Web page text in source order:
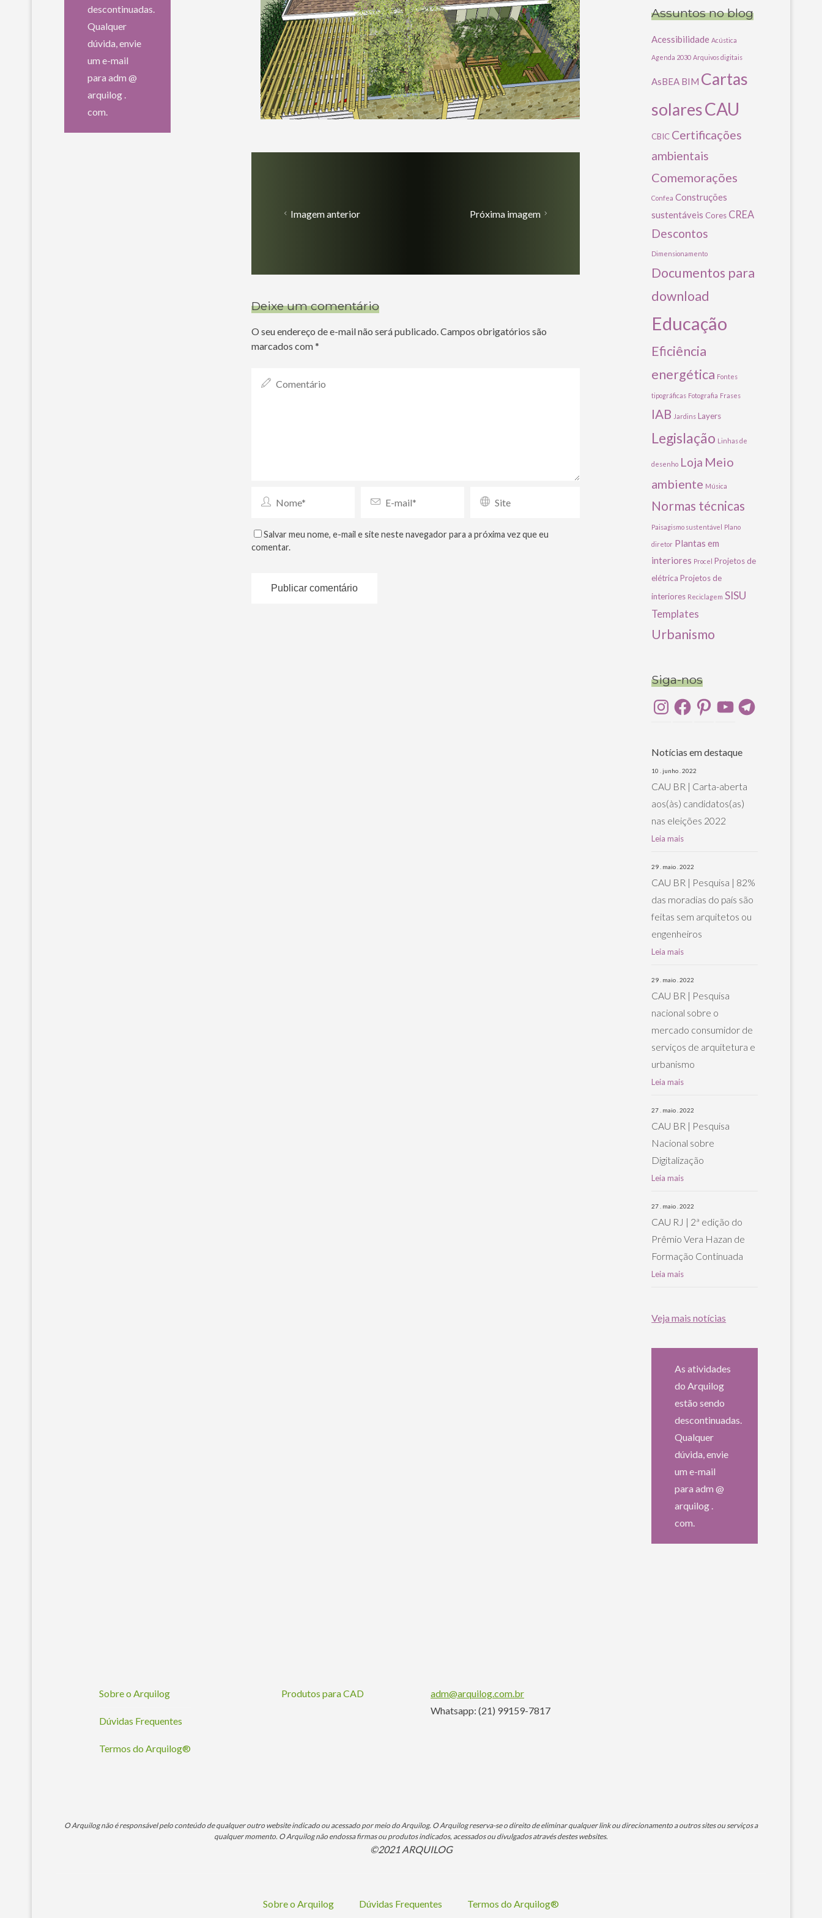
Imagem anterior Próxima imagem
Deixe um comentário
O seu endereço de e-mail não será publicado. Campos obrigatórios são
marcados com*
Salvar meu nome, e-mail e site neste navegador para a próxima vez que eu
comentar.
descontinuadas.
Qualquer
dúvida, envie
um e-mail
para adm @
arquilog .
com.
Assuntos no blog
Acessibilidade Acústica
Agenda 2030 Arquivos digitais
AsBEA BIM Cartas
solaresCAU
CBIC Certificações
ambientais
Comemorações
Confea Construções
sustentáveis Cores CREA
Descontos
Dimensionamento
Documentos para
download
Educação
Eficiência
energética Fontes
tipográficas Fotografia Frases
IAB Jardins Layers
Legislação Linhas de
desenho Loja Meio
ambiente Música
Normas técnicas
Paisagismo sustentável Plano
diretor Plantas em
interiores Procel Projetos de
elétrica Projetos de
interiores Reciclagem SISU
Templates
Urbanismo
Siga-nos
InstagramFacebookPinterestYouTubeTelegram
Notícias em destaque
10 . junho . 2022
CAU BR | Carta-aberta
aos(às) candidatos(as)
nas eleições 2022
Leia mais
29 . maio . 2022
CAU BR | Pesquisa | 82%
das moradias do país são
feitas sem arquitetos ou
engenheiros
Leia mais
29 . maio . 2022
CAU BR | Pesquisa
nacional sobre o
mercado consumidor de
serviços de arquitetura e
urbanismo
Leia mais
27 . maio . 2022
CAU BR | Pesquisa
Nacional sobre
Digitalização
Leia mais
27 . maio . 2022
CAU RJ | 2ª edição do
Prêmio Vera Hazan de
Formação Continuada
Leia mais
Veja mais notícias
As atividades
do Arquilog
estão sendo
descontinuadas.
Qualquer
dúvida, envie
um e-mail
para adm @
arquilog .
com.
Sobre o Arquilog
Dúvidas Frequentes
Termos do Arquilog®
Produtos para CAD
adm@arquilog.com.br
Whatsapp: (21) 99159-7817
O Arquilog não é responsável pelo conteúdo de qualquer outro website indicado ou acessado por meio do Arquilog. O Arquilog reserva-se o direito de eliminar qualquer link ou direcionamento a outros sites ou serviços a
qualquer momento. O Arquilog não endossa firmas ou produtos indicados, acessados ou divulgados através destes websites.
©2021 ARQUILOG
Sobre o Arquilog Dúvidas Frequentes Termos do Arquilog®